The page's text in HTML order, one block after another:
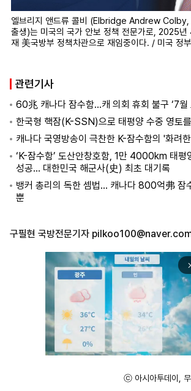
엘브리지 앤드류 콜비 (Elbridge Andrew
출생)는 미국의 국가 안보 정책 전문가로, 2025
재 美국방부 정책차관으로 재임중이다. / 미국 정
관련기사
60兆 캐나다 잠수함…캐 의회 휴회 불구 ‘7월
한국형 핵잠(K-SSN)으로 태평양 수중 영토
캐나다 국영방송이 극찬한 K-잠수함의 '화려
‘K-잠수함’ 도산안창호함, 1만 4000km 태평
성공… 대한민국 해군사(史) 최초 대기록
뱅커 총리의 독한 셈법… 캐나다 800억弗 잠
뿐
구필현 국방전문기자
arrow_forward_ios
ⓒ 아시아투데이, 무